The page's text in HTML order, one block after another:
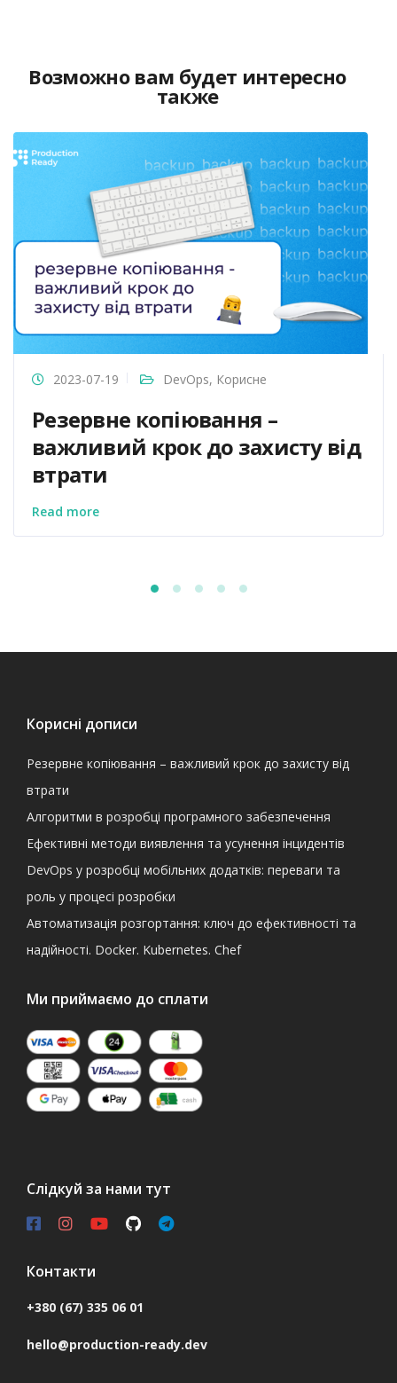
Возможно вам будет интересно
также
2023-07-19 DevOps, Корисне
Резервне копіювання –
важливий крок до захисту від
втрати
Read more
Корисні дописи
Резервне копіювання – важливий крок до захисту від
втрати
Алгоритми в розробці програмного забезпечення
Ефективні методи виявлення та усунення інцидентів
DevOps у розробці мобільних додатків: переваги та
роль у процесі розробки
Автоматизація розгортання: ключ до ефективності та
надійності. Docker. Kubernetes. Chef
Ми приймаємо до сплати
Слідкуй за нами тут
Контакти
+380 (67) 335 06 01
hello@production-ready.dev